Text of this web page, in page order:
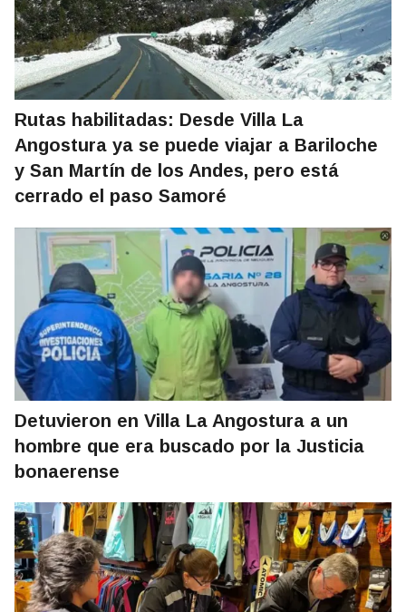
Rutas habilitadas: Desde Villa La
Angostura ya se puede viajar a Bariloche
y San Martín de los Andes, pero está
cerrado el paso Samoré
Detuvieron en Villa La Angostura a un
hombre que era buscado por la Justicia
bonaerense